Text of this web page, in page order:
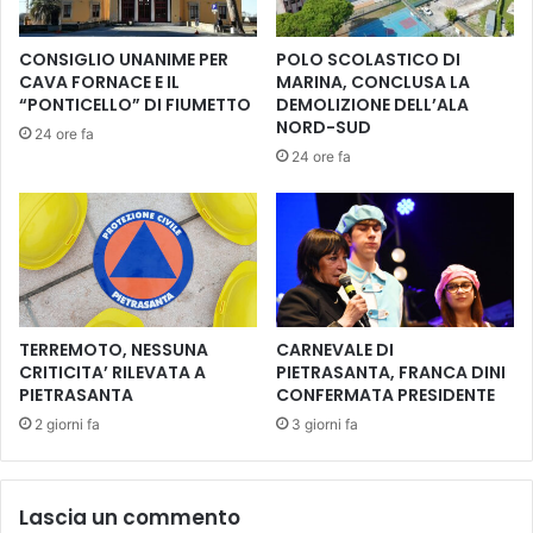
e
d
i
c
t
a
c
o
l
o
r
e
t
e
c
a
i
i
T
e
r
m
e
|
A
r
t
s
m
CONSIGLIO UNANIME PER
CAVA FORNACE E IL
“PONTICELLO” DI FIUMETTO
24 ore fa
POLO SCOLASTICO DI
MARINA, CONCLUSA LA
DEMOLIZIONE DELL’ALA
NORD-SUD
24 ore fa
TERREMOTO, NESSUNA
CRITICITA’ RILEVATA A
PIETRASANTA
2 giorni fa
CARNEVALE DI
PIETRASANTA, FRANCA DINI
CONFERMATA PRESIDENTE
3 giorni fa
Lascia un commento